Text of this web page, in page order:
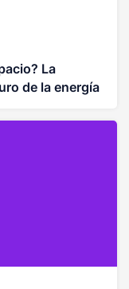
La
de la energía